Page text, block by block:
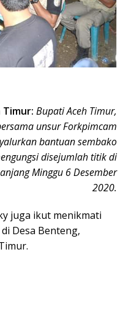
Timur: Bupati Aceh Timur,
unsur Forkpimcam
bantuan sembako
disejumlah titik di
Minggu 6 Desember
2020.
juga ikut menikmati
Desa Benteng,